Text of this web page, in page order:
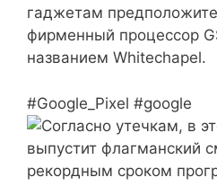
гаджетам
фирменный процессор
названием Whitechapel.
#Google_Pixel #google